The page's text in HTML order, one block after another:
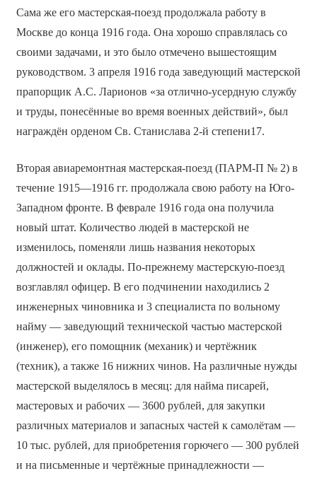
Сама же его мастерская-поезд продолжала работу в
Москве до конца 1916 года. Она хорошо справлялась со
своими задачами, и это было отмечено вышестоящим
руководством. 3 апреля 1916 года заведующий мастерской
прапорщик А.С. Ларионов «за отлично-усердную службу
и труды, понесённые во время военных действий», был
награждён орденом Св. Станислава 2-й степени17.
Вторая авиаремонтная мастерская-поезд (ПАРМ-П № 2) в
течение 1915—1916 гг. продолжала свою работу на Юго-
Западном фронте. В феврале 1916 года она получила
новый штат. Количество людей в мастерской не
изменилось, поменяли лишь названия некоторых
должностей и оклады. По-прежнему мастерскую-поезд
возглавлял офицер. В его подчинении находились 2
инженерных чиновника и 3 специалиста по вольному
найму — заведующий технической частью мастерской
(инженер), его помощник (механик) и чертёжник
(техник), а также 16 нижних чинов. На различные нужды
мастерской выделялось в месяц: для найма писарей,
мастеровых и рабочих — 3600 рублей, для закупки
различных материалов и запасных частей к самолётам —
10 тыс. рублей, для приобретения горючего — 300 рублей
и на письменные и чертёжные принадлежности —